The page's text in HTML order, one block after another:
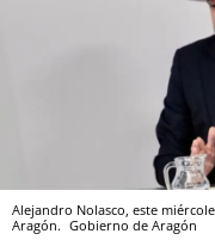
Alejandro Nolasco, este
Aragón. Gobierno de Aragón